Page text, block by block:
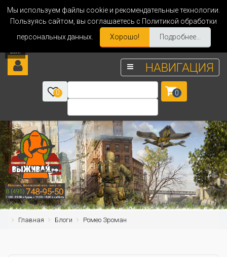
Мы используем файлы cookie и рекомендательные технологии.
Пользуясь сайтом, вы соглашаетесь с Политикой обработки
персональных данных.
Хорошо! Подробнее...
НАВИГАЦИЯ
0 0
Главная Блоги Ромео Зроман